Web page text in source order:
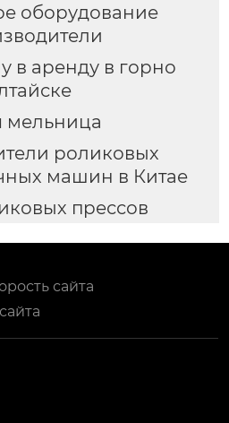
оборудование
в аренду в горно
мельница
роликовых
машин в Китае
прессов
сайта